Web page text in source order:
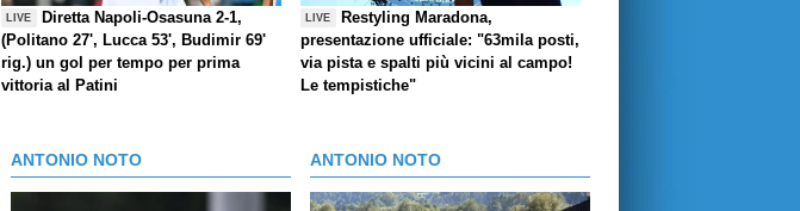
LIVE
Diretta Napoli-Osasuna 2-1,
(Politano 27', Lucca 53', Budimir 69'
rig.) un gol per tempo per prima
vittoria al Patini
LIVE
Restyling Maradona,
presentazione ufficiale: "63mila posti,
via pista e spalti più vicini al campo!
Le tempistiche"
ANTONIO NOTO ANTONIO NOTO